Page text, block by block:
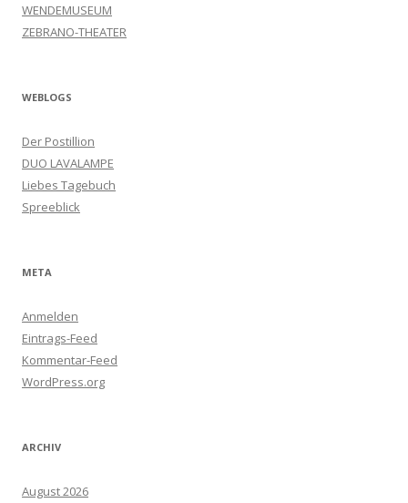
WENDEMUSEUM
ZEBRANO-THEATER
WEBLOGS
Der Postillion
DUO LAVALAMPE
Liebes Tagebuch
Spreeblick
META
Anmelden
Eintrags-Feed
Kommentar-Feed
WordPress.org
ARCHIV
August 2026